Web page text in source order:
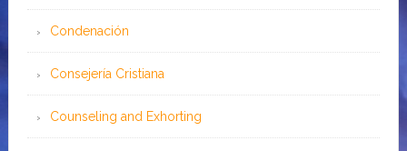
Condenación
Consejería Cristiana
Counseling and Exhorting